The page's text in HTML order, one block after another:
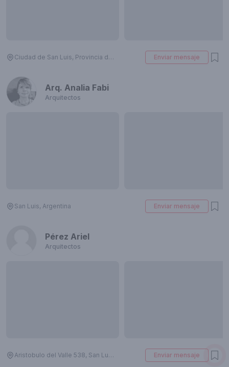
Ciudad de San Luis, Provincia de San Luis, Argentina Enviar mensaje
Arq. Analia Fabi
Arquitectos
San Luis, Argentina Enviar mensaje
Pérez Ariel
Arquitectos
Aristobulo del Valle 538, San Luis, Argentina Enviar mensaje